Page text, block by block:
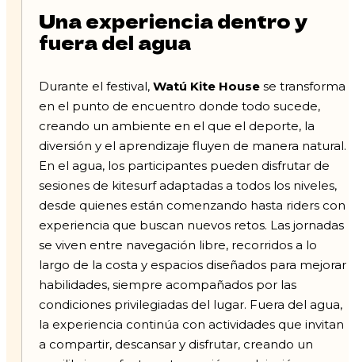
Una experiencia dentro y
fuera del agua
Durante el festival, Watú Kite Housese transforma
en el punto de encuentro donde todo sucede,
creando un ambiente en el que el deporte, la
diversión y el aprendizaje fluyen de manera natural.
En el agua, los participantes pueden disfrutar de
sesiones de kitesurf adaptadas a todos los niveles,
desde quienes están comenzando hasta riders con
experiencia que buscan nuevos retos. Las jornadas
se viven entre navegación libre, recorridos a lo
largo de la costa y espacios diseñados para mejorar
habilidades, siempre acompañados por las
condiciones privilegiadas del lugar. Fuera del agua,
la experiencia continúa con actividades que invitan
a compartir, descansar y disfrutar, creando un